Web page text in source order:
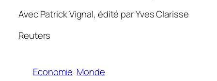
Avec Patrick Vignal, édité par Yves Clarisse
Reuters
Economie Monde